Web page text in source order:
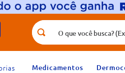
O que você busca? (Ex.: vitamina,
Medicamentos
Termos mais buscados
1
medicamento